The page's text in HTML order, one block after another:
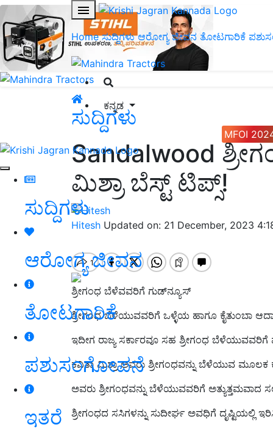
Home ಸುದ್ದಿಗಳು ಆರೋಗ್ಯ ಜೀವನ ತೋಟಗಾರಿಕೆ
ಕನ್ನಡ
MFOI
ಸುದ್ದಿಗಳು
ಆರೋಗ್ಯ ಜೀವನ
ತೋಟಗಾರಿಕೆ
ಪಶುಸಂಗೋಪನೆ
ಇತರೆ
ಸುದ್ದಿಗಳು
Sandalwood
ಮಿಶ್ರಾ ಬೆಸ್ಟ್‌ ಟಿಪ್ಸ್‌!
Hitesh Updated on: 21 December, 2023
ಶ್ರೀಗಂಧ ಬೆಳೆವವರಿಗೆ ಗುಡ್‌ನ್ಯೂಸ್‌
ಶ್ರೀಗಂಧ ಬೆಳೆಯುವವರಿಗೆ ಒಳ್ಳೆಯ ಹಾಗೂ ಕೈತುಂಬಾ
ಇದೀಗ ರಾಜ್ಯ ಸರ್ಕಾರವೂ ಸಹ ಶ್ರೀಗಂಧ
ಕವಿತಾ ಮಿಶ್ರಾ ಅವರು ಶ್ರೀಗಂಧವನ್ನು ಬೆಳೆಯುವ ಮೂಲಕ
ಅವರು ಶ್ರೀಗಂಧವನ್ನು ಬೆಳೆಯುವವರಿಗೆ ಅತ್ಯುತ್ತಮವಾದ
ಶ್ರೀಗಂಧದ ಸಸಿಗಳನ್ನು ಸುದೀರ್ಘ ಅವಧಿಗೆ ದೃಷ್ಟಿಯಲ್ಲಿ